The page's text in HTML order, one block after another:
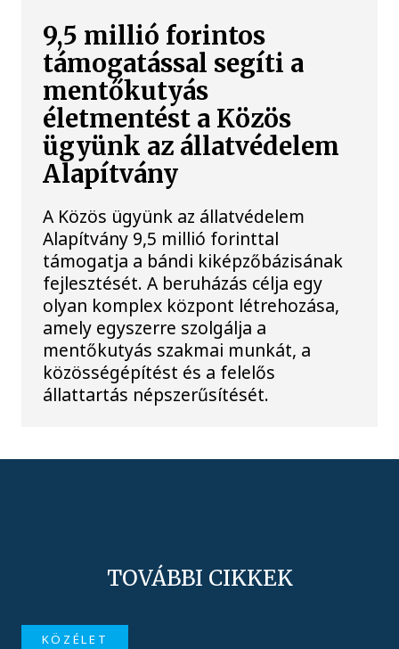
9,5 millió forintos
támogatással segíti a
mentőkutyás
életmentést a Közös
ügyünk az állatvédelem
Alapítvány
A Közös ügyünk az állatvédelem
Alapítvány 9,5 millió forinttal
támogatja a bándi kiképzőbázisának
fejlesztését. A beruházás célja egy
olyan komplex központ létrehozása,
amely egyszerre szolgálja a
mentőkutyás szakmai munkát, a
közösségépítést és a felelős
állattartás népszerűsítését.
TOVÁBBI CIKKEK
KÖZÉLET